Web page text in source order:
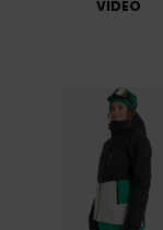
VÍDEO